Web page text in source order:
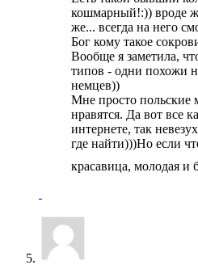
кошмарный!:)) вроде
же... всегда на него
Бог кому такое
Вообще я заметила,
типов - одни похожи
немцев))
Мне просто польские
нравятся. Да вот все
интернете, так
где найти)))Но если
красавица, молодая и